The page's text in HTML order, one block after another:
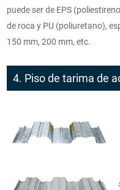
puede ser de EPS
de roca y PU (poliuretano),
150 mm, 200 mm, etc.
4. Piso de tarima de